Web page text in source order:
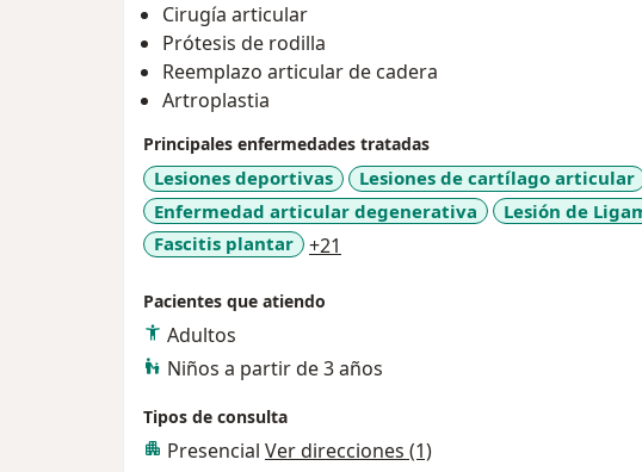
Cirugía articular
Prótesis de rodilla
Reemplazo articular de cadera
Artroplastia
Principales enfermedades tratadas
Lesiones deportivas
Lesiones de cartílago articular
Enfermedad articular degenerativa
Lesión de
Fascitis plantar
+21
Pacientes que atiendo
Adultos
Niños a partir de 3 años
Tipos de consulta
Presencial Ver direcciones (1)